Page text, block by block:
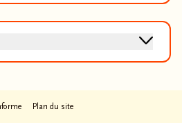
Plan du site